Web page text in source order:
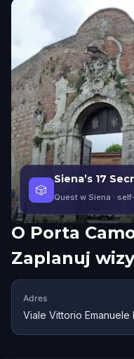
🎲
Siena’s 17
Quest w Siena ·
O Porta
Zaplanuj
Adres
Viale Vittorio Emanuele